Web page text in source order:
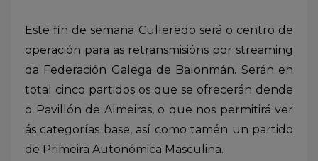
Este fin de semana Culleredo será o centro de
operación para as retransmisións por streaming
da Federación Galega de Balonmán. Serán en
total cinco partidos os que se ofrecerán dende
o Pavillón de Almeiras, o que nos permitirá ver
ás categorías base, así como tamén un partido
de Primeira Autonómica Masculina.